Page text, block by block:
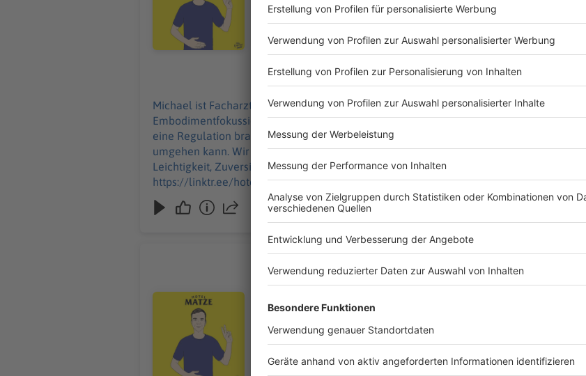
Altersregression, parafunktionale Loyalitäten und darüber,
Humor gar nicht ernst genug nehmen kann. WERBEPARTNER & RABATTE: https://linktr.ee/hotelmatze
MEIN GAST: https://www.dr-michael-bohne.de/ DINGE: Alle Bücher von Michael Bohne und sein
Selbstwert-Generator: https://bit.ly/4wXhWyd Gabriela von Witzleben - “Bauch, Herz und Kopf”:
https://bit.ly/4yAfNKs “Skyscraper Live” bei Netflix: https://bit.ly/4yztXeI Svenja Flaßpöhler - “Sensibel”:
https://bit.ly/4vG2iGk Maximilian Frisch & Lukas Hambach - Produktion Lena Rocholl - Redaktion Mit
Vergnügen - Vermarktung und Distribution MEIN ZEUG: Hotel Matze live - https://eventim.de/artist/hotel-
matze/ Meine Fragensets: beherzt.net/hotel-matze Das Beste des
https://dasbestedestages.de/ Mein Newsletter: https://matzehielscher.substack.com/ YouTube:
https://bit.ly/4fhY2rV TikTok: https://tiktok.com/@matzehielscher
https://instagram.com/matzehielscherHotel LinkedIn: https://
22.07.2026 15:00 / 2h 36min
Michael ist Facharzt für Psychiatrie und Psychotherapie, Sachbuchautor und Begründer
Embodimentfokussierten Psychologie (PEP). Ich wollte von ihm wissen, woran man erkennt, dass das eigene Nervensystem
eine Regulation braucht, welche inneren Blockaden und Ängste heutzutage
umgehen kann. Wir sprechen über Selbstwert, Altersregression, parafunktionale
Leichtigkeit, Zuversicht und Humor gar nicht ernst genug nehmen kann. WERBEPARTNER & RABATTE:
https://linktr.ee/hotelmatze MEIN GAST: https://www.dr-michael-bohne.de/ DINGE: Alle Bücher von Michael Bohne und sein
Selbstwert-Generator: https://bit.ly/4wXhWyd Gabriela von Witzleben - “Bauch, Herz und Kopf”: https://bit.ly/4yAfNKs
“Skyscraper Live” bei Netflix: https://bit.ly/4yztXeI Svenja Flaßpöhler - “Sensibel”: https://bit.ly/4vG2iGk Maximilian Frisch &
live - https://eventim.de/artist/hotel-matze/ Meine Fragensets: beherzt.net/hotel-matze
https://dasbestedestages.de/ Mein Newsletter: https://matzehielscher.substack.com/ YouTube: https://bit.ly/4fhY2rV TikTok:
https://tiktok.com/@matzehielscher Instagram: https://instagram.com/
https://linkedin.com/in/matzehielscher/ Mein Buch: https://bit.ly/3QXmCVc
Audiotitel - Anna-Lena von Hodenberg (HateAid) – Wer traut sich noch etwas zu sagen?
Anna-Lena von Hodenberg (HateAid) – Wer traut sich noch
Mein heutiger Gast ist Anna-Lena von Hodenberg. Sie war
nicht mehr reicht. Mit HateAid unterstützt sie Menschen, die im
werden. Wir haben in Bochum auf der Bühne vom “Gutes Morgen Festival” über Deepfakes, Shitstorms und
Meinungsfreiheit gesprochen – und darüber, warum Hass oft
soll. Am Ende geht es um eine einfache Frage: Was können wir
WERBEPARTNER & RABATTE: https://linktr.ee/hotelmatze MEIN GAST: https://bit.ly/4hcWvo4 DINGE: